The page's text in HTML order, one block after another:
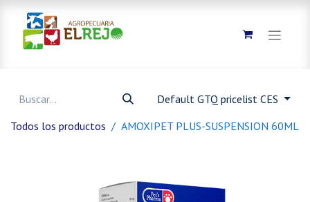
Default GTQ pricelist CES
Todos los productos
AMOXIPET PLUS-SUSPENSION 60ML